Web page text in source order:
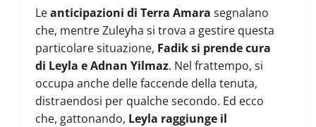
Leanticipazioni di Terra Amara segnalano
che, mentre Zuleyha si trova a gestire questa
particolare situazione, Fadik si prende cura
di Leyla e Adnan Yilmaz. Nel frattempo, si
occupa anche delle faccende della tenuta,
distraendosi per qualche secondo. Ed ecco
che, gattonando, Leyla raggiunge il